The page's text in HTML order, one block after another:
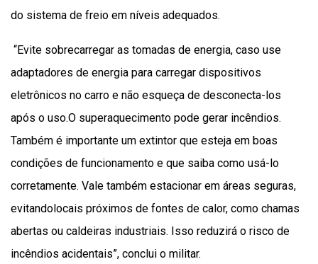
do sistema de freio em níveis adequados.
“Evite sobrecarregar as tomadas de energia, caso use
adaptadores de energia para carregar dispositivos
eletrônicos no carro e não esqueça de desconecta-los
após o uso.O superaquecimento pode gerar incêndios.
Também é importante um extintor que esteja em boas
condições de funcionamento e que saiba como usá-lo
corretamente. Vale também estacionar em áreas seguras,
evitandolocais próximos de fontes de calor, como chamas
abertas ou caldeiras industriais. Isso reduzirá o risco de
incêndios acidentais”, conclui o militar.